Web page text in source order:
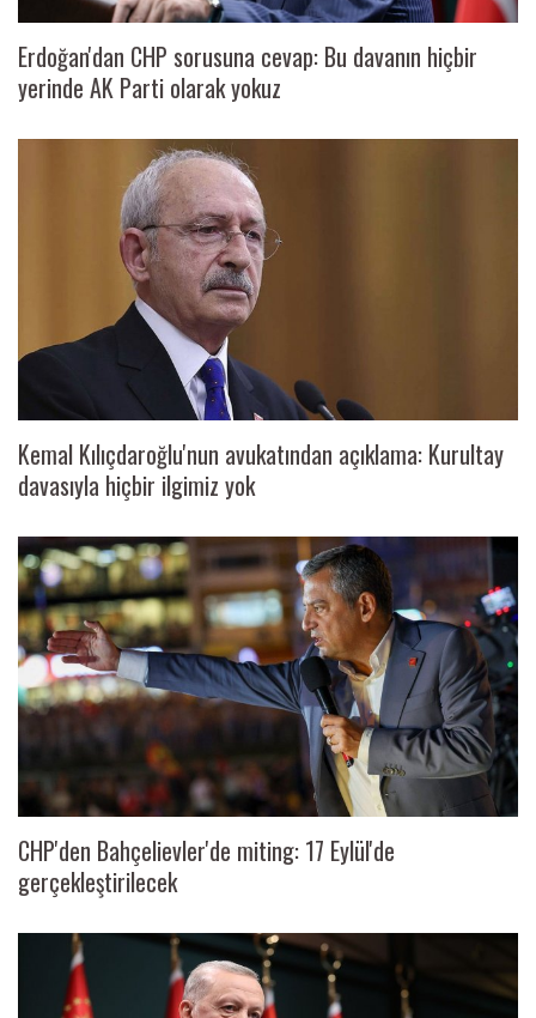
Erdoğan'dan CHP sorusuna cevap: Bu davanın hiçbir
yerinde AK Parti olarak yokuz
Kemal Kılıçdaroğlu'nun avukatından açıklama: Kurultay
davasıyla hiçbir ilgimiz yok
CHP'den Bahçelievler'de miting: 17 Eylül'de
gerçekleştirilecek